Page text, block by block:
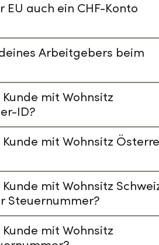
EU auch ein CHF-Konto
Arbeitgebers beim
mit Wohnsitz
ID?
mit Wohnsitz
mit Wohnsitz
Steuernummer?
mit Wohnsitz